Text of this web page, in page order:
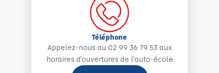
Téléphone
Appelez-nous au 02 99 36 79 53 aux
horaires d'ouvertures de l'auto-école